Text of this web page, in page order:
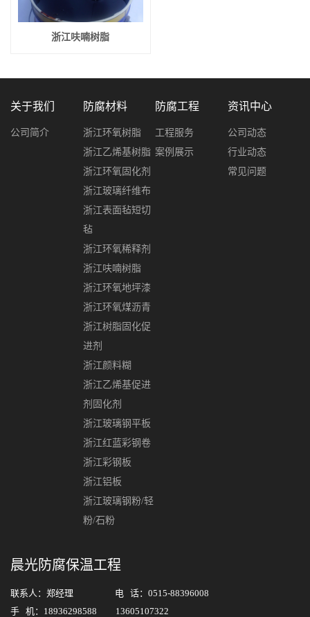
浙江呋喃树脂
关于我们
公司简介
防腐材料
浙江环氧树脂
浙江乙烯基树脂
浙江环氧固化剂
浙江玻璃纤维布
浙江表面毡短切
毡
浙江环氧稀释剂
浙江呋喃树脂
浙江环氧地坪漆
浙江环氧煤沥青
浙江树脂固化促
进剂
浙江颜料糊
浙江乙烯基促进
剂固化剂
浙江玻璃钢平板
浙江红蓝彩钢卷
浙江彩钢板
浙江铝板
浙江玻璃钢粉/轻
粉/石粉
防腐工程
工程服务
案例展示
资讯中心
公司动态
行业动态
常见问题
晨光防腐保温工程
联系人：郑经理 电 话：0515-88396008
手 机：18936298588 13605107322